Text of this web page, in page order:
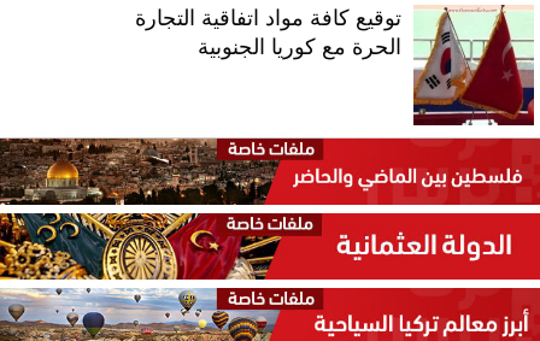
توقيع كافة مواد اتفاقية التجارة
الحرة مع كوريا الجنوبية